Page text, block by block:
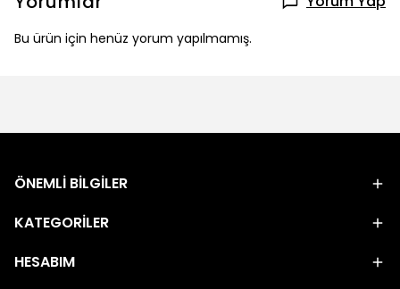
Bu ürün için henüz yorum yapılmamış.
ÖNEMLİ BİLGİLER
KATEGORİLER
HESABIM